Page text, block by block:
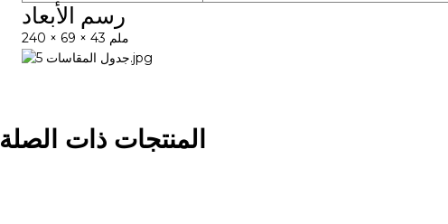
رسم الأبعاد
240 × 69 × 43 ملم
المنتجات ذات الصلة